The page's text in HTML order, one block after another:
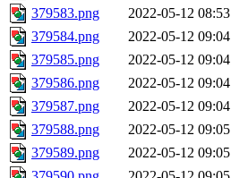
379583.png
2022-05-12 08:53
379584.png
2022-05-12 09:04
379585.png
2022-05-12 09:04
379586.png
2022-05-12 09:04
379587.png
2022-05-12 09:04
379588.png
2022-05-12 09:05
379589.png
2022-05-12 09:05